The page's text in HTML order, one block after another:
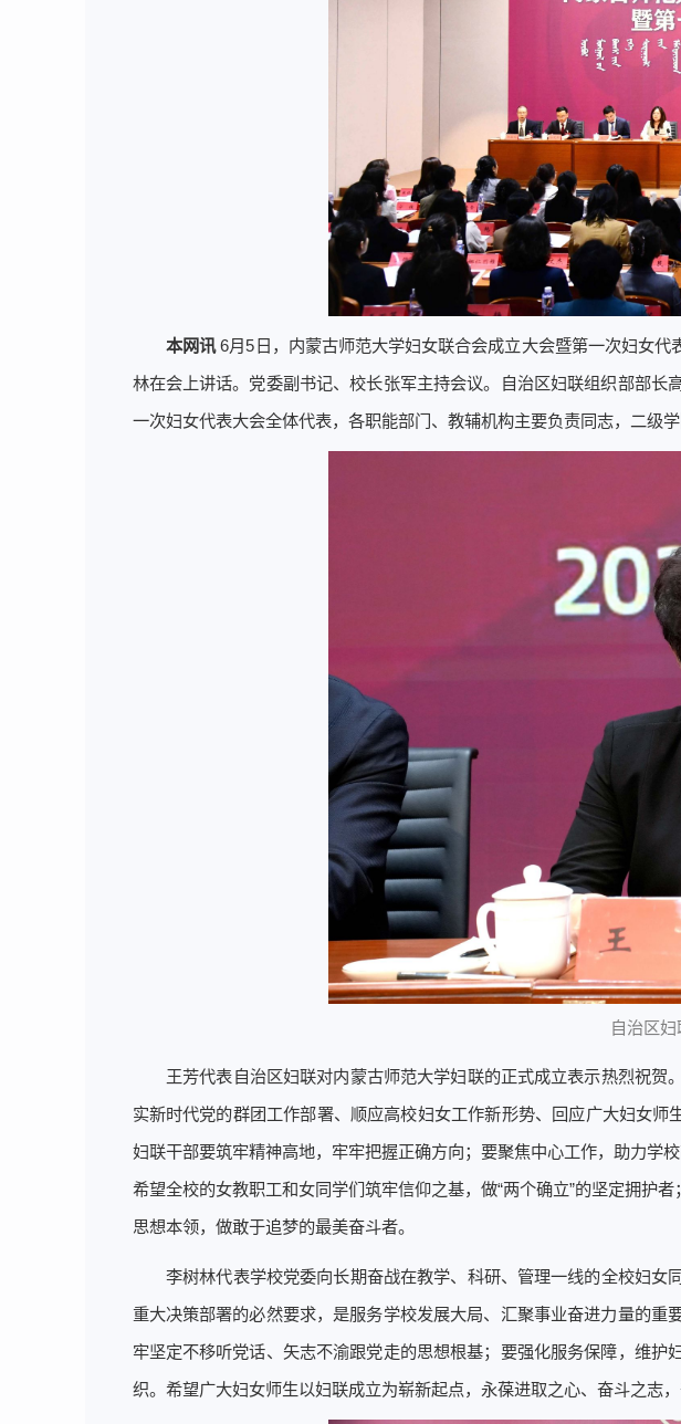
本网讯6月5日，内蒙古师范大学妇女联合会成立大会暨第一次妇女
林在会上讲话。党委副书记、校长张军主持会议。自治区妇联组织部部
一次妇女代表大会全体代表，各职能部门、教辅机构主要负责同志，二级
自治区
王芳代表自治区妇联对内蒙古师范大学妇联的正式成立表示热烈祝
实新时代党的群团工作部署、顺应高校妇女工作新形势、回应广大妇女
妇联干部要筑牢精神高地，牢牢把握正确方向；要聚焦中心工作，助力学
希望全校的女教职工和女同学们筑牢信仰之基，做“两个确立”的坚定拥护
思想本领，做敢于追梦的最美奋斗者。
李树林代表学校党委向长期奋战在教学、科研、管理一线的全校妇
重大决策部署的必然要求，是服务学校发展大局、汇聚事业奋进力量的
牢坚定不移听党话、矢志不渝跟党走的思想根基；要强化服务保障，维
织。希望广大妇女师生以妇联成立为崭新起点，永葆进取之心、奋斗之志